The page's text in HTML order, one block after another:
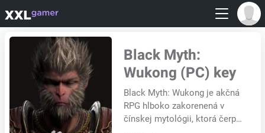
Black Myth:
Wukong (PC) key
Black Myth: Wukong je akčná
RPG hlboko zakorenená v
čínskej mytológii, ktorá čerpá